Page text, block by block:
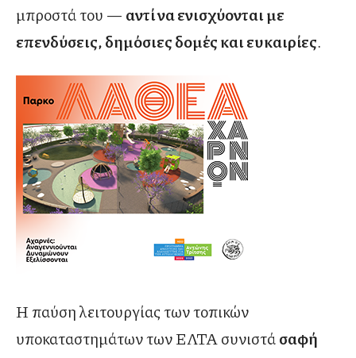
μπροστά του — αντί να ενισχύονται με
επενδύσεις, δημόσιες δομές και ευκαιρίες.
Η παύση λειτουργίας των τοπικών
υποκαταστημάτων των ΕΛΤΑ συνιστάσαφή